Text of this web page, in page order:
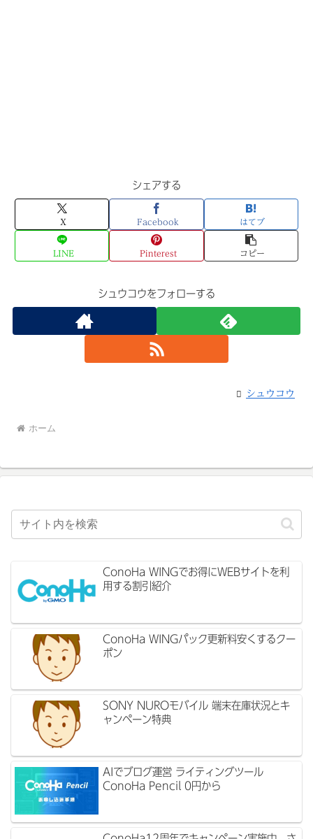
シェアする
X Facebook はてブ
LINE Pinterest コピー
シュウコウをフォローする
シュウコウ
ホーム
ConoHa WINGでお得にWEBサイトを利
用する割引紹介
ConoHa WINGパック更新料安くするクー
ポン
SONY NUROモバイル 端末在庫状況とキ
ャンペーン特典
AIでブログ運営 ライティングツール
ConoHa Pencil 0円から